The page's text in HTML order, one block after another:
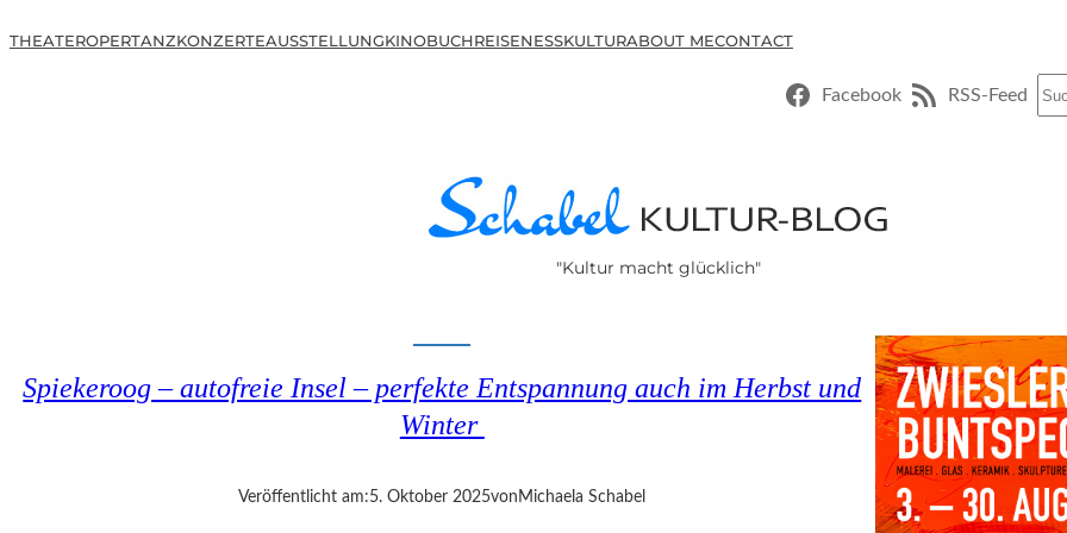
THEATEROPERTANZKONZERTEAUSSTELLUNGKINOBUCHREISENESSKULTURABOUT MECONTACT
Facebook RSS-Feed
"Kultur macht glücklich"
Spiekeroog – autofreie Insel – perfekte Entspannung auch im Herbst und
Winter
Veröffentlicht am:5. Oktober 2025von Michaela Schabel